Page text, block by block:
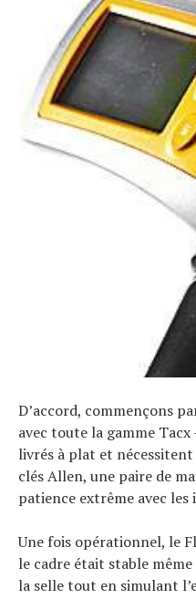
D’accord, commençons
avec toute la gamme
livrés à plat et
clés Allen, une paire de
patience extrême avec
Une fois opérationnel, le
le cadre était stable
la selle tout en simulant